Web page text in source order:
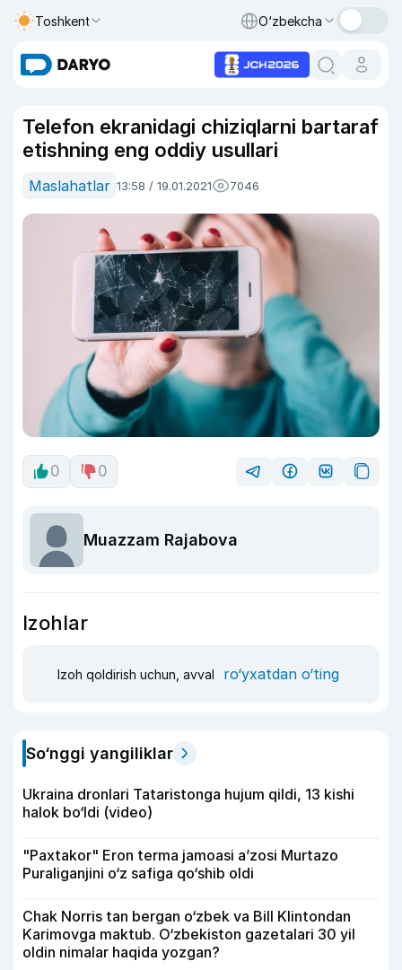
Toshkent O‘zbekcha
Telefon ekranidagi chiziqlarni bartaraf
etishning eng oddiy usullari
Maslahatlar 13:58 / 19.01.2021 7046
0 0
Muazzam Rajabova
Izohlar
Izoh qoldirish uchun, avval ro‘yxatdan o‘ting
So‘nggi yangiliklar
Ukraina dronlari Tataristonga hujum qildi, 13 kishi
halok bo‘ldi (video)
"Paxtakor" Eron terma jamoasi a’zosi Murtazo
Puraliganjini o‘z safiga qo‘shib oldi
Chak Norris tan bergan o‘zbek va Bill Klintondan
Karimovga maktub. O‘zbekiston gazetalari 30 yil
oldin nimalar haqida yozgan?